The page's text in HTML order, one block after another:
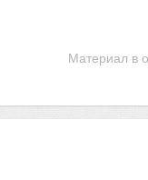
Материал в